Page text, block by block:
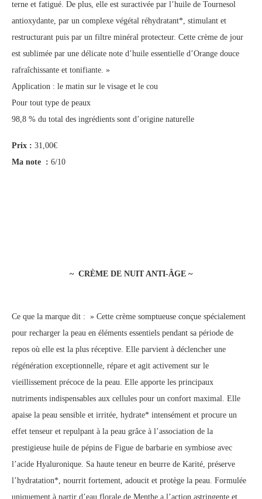
terne et fatigué. De plus, elle est suractivée par l’huile de Tournesol
antioxydante, par un complexe végétal réhydratant*, stimulant et
restructurant puis par un filtre minéral protecteur. Cette crème de jour
est sublimée par une délicate note d’huile essentielle d’Orange douce
rafraîchissante et tonifiante. »
Application : le matin sur le visage et le cou
Pour tout type de peaux
98,8 % du total des ingrédients sont d’origine naturelle
Prix : 31,00€
Ma note : 6/10
~ CRÈME DE NUIT ANTI-ÂGE ~
Ce que la marque dit : » Cette crème somptueuse conçue spécialement
pour recharger la peau en éléments essentiels pendant sa période de
repos où elle est la plus réceptive. Elle parvient à déclencher une
régénération exceptionnelle, répare et agit activement sur le
vieillissement précoce de la peau. Elle apporte les principaux
nutriments indispensables aux cellules pour un confort maximal. Elle
apaise la peau sensible et irritée, hydrate* intensément et procure un
effet tenseur et repulpant à la peau grâce à l’association de la
prestigieuse huile de pépins de Figue de barbarie en symbiose avec
l’acide Hyaluronique. Sa haute teneur en beurre de Karité, préserve
l’hydratation*, nourrit fortement, adoucit et protège la peau. Formulée
uniquement à partir d’eau florale de Menthe a l’action astringente et